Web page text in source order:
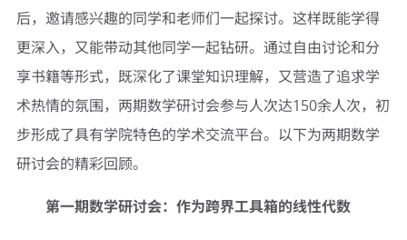
后，邀请感兴趣的同学和老师们一起探讨。这样既能学得
更深入，又能带动其他同学一起钻研。通过自由讨论和分
享书籍等形式，既深化了课堂知识理解，又营造了追求学
术热情的氛围，两期数学研讨会参与人次达150余人次，初
步形成了具有学院特色的学术交流平台。以下为两期数学
研讨会的精彩回顾。
第一期数学研讨会：作为跨界工具箱的线性代数